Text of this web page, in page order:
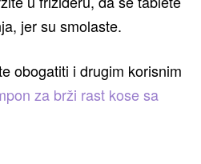
jer su smolaste.
obogatiti i drugim korisnim
za brži rast kose sa